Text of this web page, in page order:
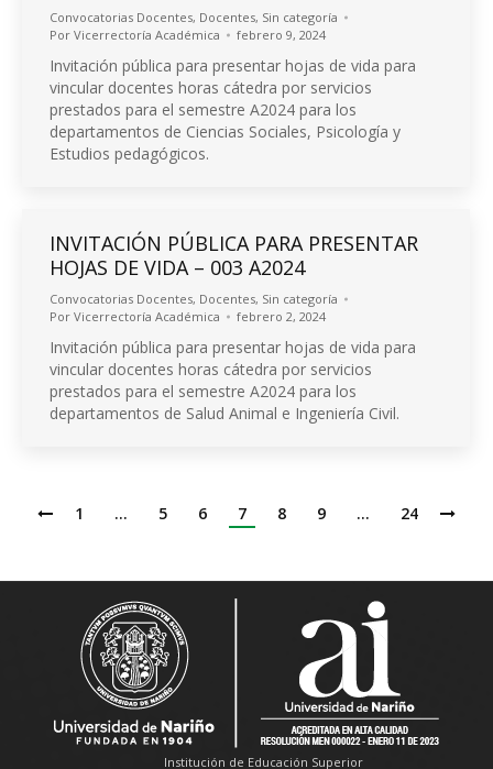
Convocatorias Docentes, Docentes, Sin categoría
Por Vicerrectoría Académica febrero 9, 2024
Invitación pública para presentar hojas de vida para
vincular docentes horas cátedra por servicios
prestados para el semestre A2024 para los
departamentos de Ciencias Sociales, Psicología y
Estudios pedagógicos.
INVITACIÓN PÚBLICA PARA PRESENTAR
HOJAS DE VIDA – 003 A2024
Convocatorias Docentes, Docentes, Sin categoría
Por Vicerrectoría Académica febrero 2, 2024
Invitación pública para presentar hojas de vida para
vincular docentes horas cátedra por servicios
prestados para el semestre A2024 para los
departamentos de Salud Animal e Ingeniería Civil.
1 … 5 6 7 8 9 … 24
Institución de Educación Superior